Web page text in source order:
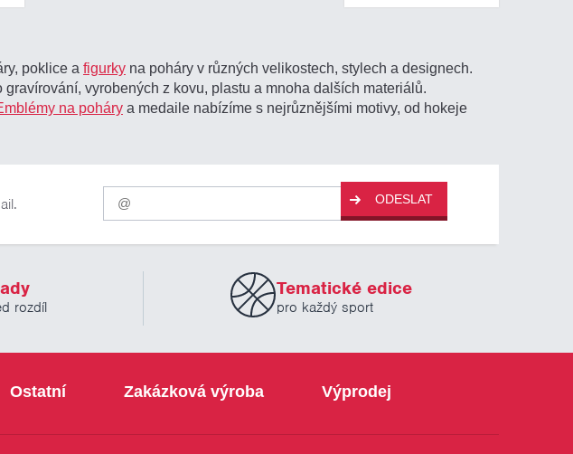
poklice a figurkyna poháry v různých velikostech, stylech a designech.
gravírování, vyrobených z kovu, plastu a mnoha dalších materiálů.
na pohárya medaile nabízíme s nejrůznějšími motivy, od hokeje
Pro
odběr
našich
novinek
ODESLAT
rozdíl
Tematické edice
pro každý sport
Ostatní Zakázková výroba Výprodej